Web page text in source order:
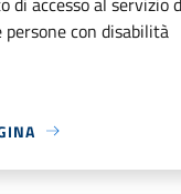
persone con disabilità